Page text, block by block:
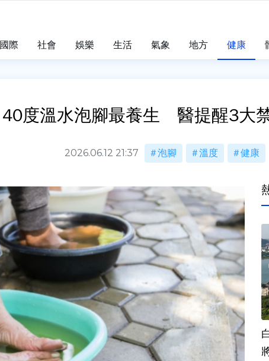
國際 社會 娛樂 生活 氣象 地方 健康
40度溫水泡腳最養生 醫提醒3大
2026.06.12 21:37 泡腳 溫度 健康